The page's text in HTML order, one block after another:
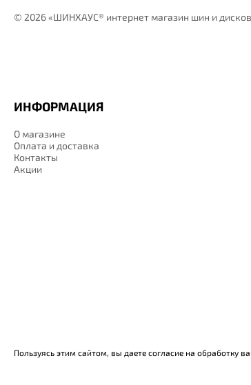
© 2026 «ШИНХАУС® интернет магазин шин и
ИНФОРМАЦИЯ
О магазине
Оплата и доставка
Контакты
Акции
Пользуясь этим сайтом, вы даете согласие на обработку